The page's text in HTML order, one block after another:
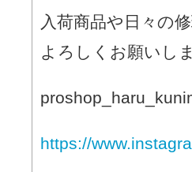
入荷商品や日々の
よろしくお願いし
https://